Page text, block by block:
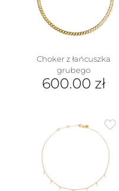
Choker z łańcuszka
grubego
600.00 zł